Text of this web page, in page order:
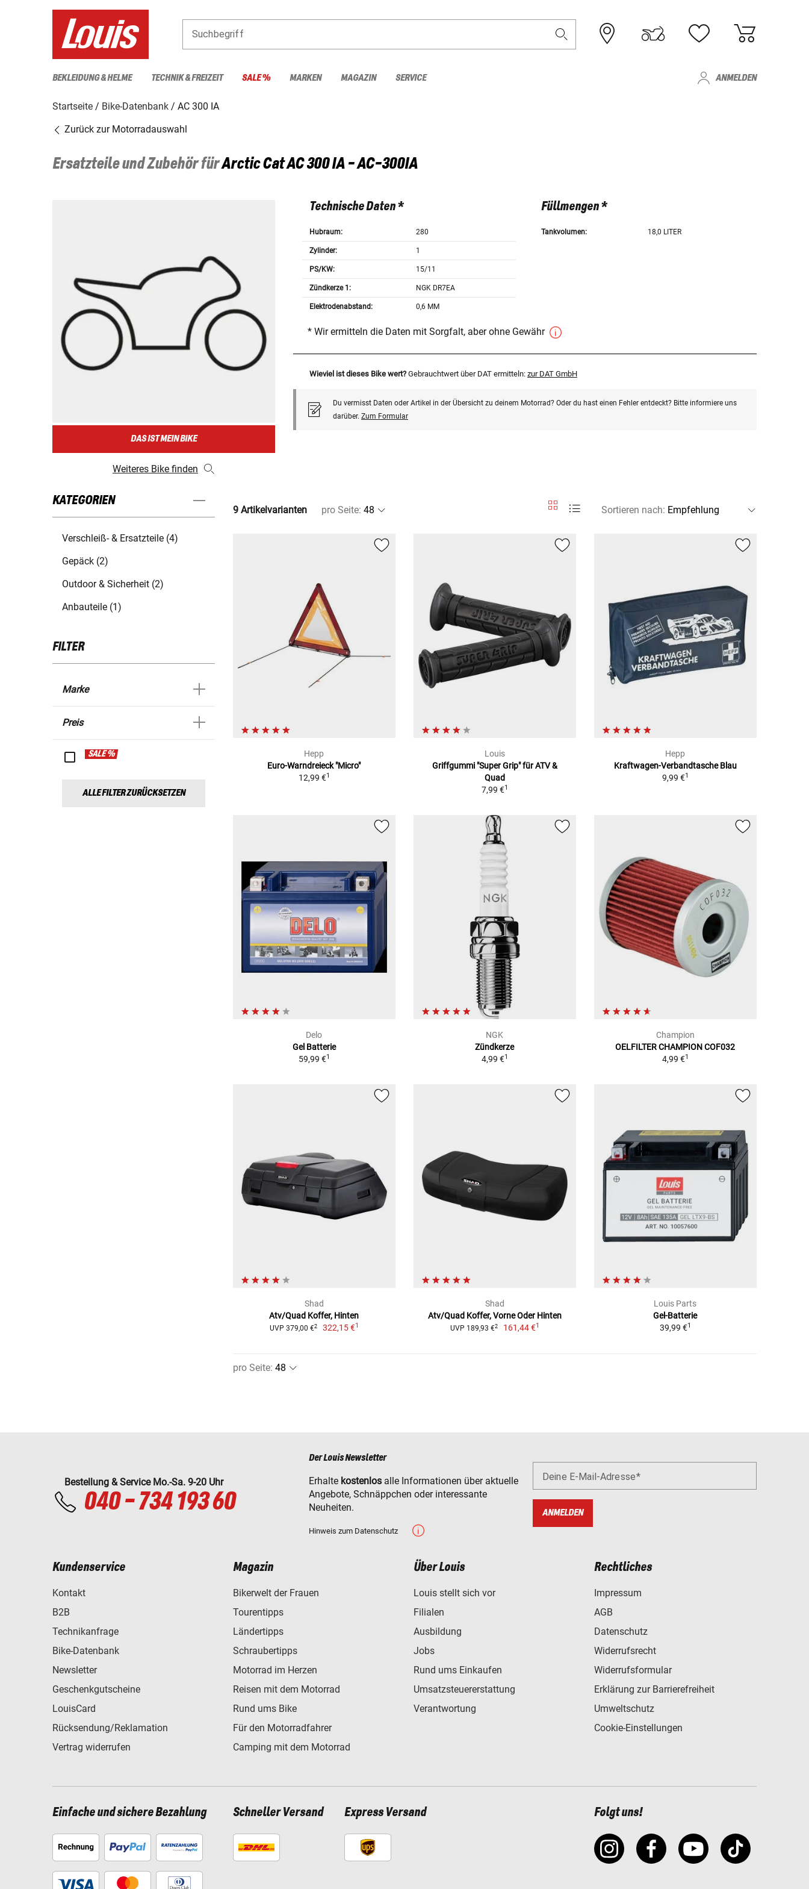
Suchbegriff
BEKLEIDUNG & HELME TECHNIK & FREIZEIT SALE % MARKEN MAGAZIN SERVICE ANMELDEN
Startseite Bike-Datenbank
AC 300 IA
Zurück zur Motorradauswahl
Ersatzteile und Zubehör fürArctic CatAC 300 IA - AC-300IA
DAS IST MEIN BIKE
Weiteres Bike finden
Technische Daten *
Hubraum: 280
Zylinder: 1
PS/KW: 15/11
Zündkerze 1: NGK DR7EA
Elektrodenabstand: 0,6 MM
Füllmengen *
Tankvolumen: 18,0 LITER
* Wir ermitteln die Daten mit Sorgfalt, aber ohne Gewähr
Wieviel ist dieses Bike wert? Gebrauchtwert über DAT ermitteln: zur DAT GmbH
Du vermisst Daten oder Artikel in der Übersicht zu deinem Motorrad? Oder du hast einen Fehler entdeckt? Bitte informiere uns
darüber. Zum Formular
KATEGORIEN
Verschleiß- & Ersatzteile (4)
Gepäck (2)
Outdoor & Sicherheit (2)
Anbauteile (1)
FILTER
Marke
Preis
SALE %
ALLE FILTER ZURÜCKSETZEN
9 Artikelvarianten pro Seite: Sortieren nach:
Hepp
Euro-Warndreieck "Micro"
12,99 €1
Louis
Griffgummi "Super Grip" für ATV &
Quad
7,99 €1
Hepp
Kraftwagen-Verbandtasche Blau
9,99 €1
Delo
Gel Batterie
59,99 €1
NGK
Zündkerze
4,99 €1
Champion
OELFILTER CHAMPION COF032
4,99 €1
Shad
Atv/Quad Koffer, Hinten
UVP 379,00 €2 322,15 €1
Shad
Atv/Quad Koffer, Vorne Oder Hinten
UVP 189,93 €2 161,44 €1
Louis Parts
Gel-Batterie
39,99 €1
pro Seite:
Bestellung & Service Mo.-Sa. 9-20 Uhr
040 - 734 193 60
Der Louis Newsletter
Erhalte kostenlos alle Informationen über aktuelle
Angebote, Schnäppchen oder interessante
Neuheiten.
Hinweis zum Datenschutz
Deine E-Mail-Adresse
ANMELDEN
Kundenservice
Kontakt
B2B
Technikanfrage
Bike-Datenbank
Newsletter
Geschenkgutscheine
LouisCard
Rücksendung/Reklamation
Vertrag widerrufen
Magazin
Bikerwelt der Frauen
Tourentipps
Ländertipps
Schraubertipps
Motorrad im Herzen
Reisen mit dem Motorrad
Rund ums Bike
Für den Motorradfahrer
Camping mit dem Motorrad
Über Louis
Louis stellt sich vor
Filialen
Ausbildung
Jobs
Rund ums Einkaufen
Umsatzsteuererstattung
Verantwortung
Rechtliches
Impressum
AGB
Datenschutz
Widerrufsrecht
Widerrufsformular
Erklärung zur Barrierefreiheit
Umweltschutz
Cookie-Einstellungen
Einfache und sichere Bezahlung Schneller Versand Express Versand Folgt uns!